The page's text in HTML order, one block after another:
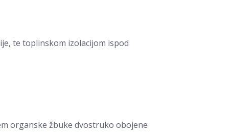
te toplinskom izolacijom ispod
organske žbuke dvostruko obojene